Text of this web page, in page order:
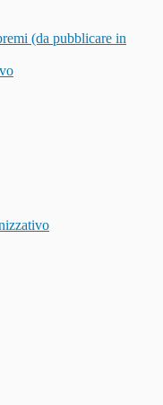
(da pubblicare in